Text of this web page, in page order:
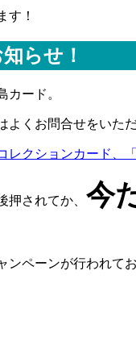
す！
らせ！
カード。
よくお問合せをいた
レクションカード、
押されてか、 今
ペーンが行われてお